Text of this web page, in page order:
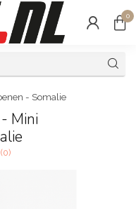
0
- Somalie
Mini
(0)